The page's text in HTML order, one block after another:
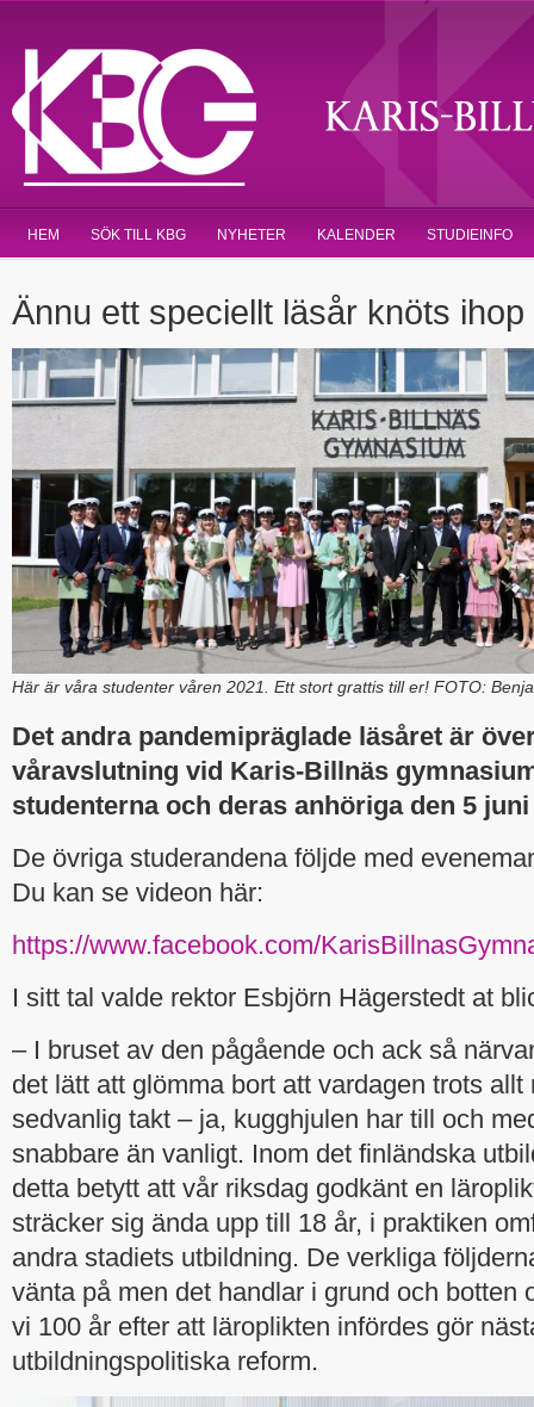
HEM SÖK TILL KBG NYHETER KALENDER STUDIEINFO
Ännu ett speciellt läsår knöts ihop
Här är våra studenter våren 2021. Ett stort grattis till er! FOTO:
Det andra pandemipräglade läsåret är
våravslutning vid Karis-Billnäs
studenterna och deras anhöriga den 5 juni
De övriga studerandena följde med
Du kan se videon här:
https://www.facebook.com/
I sitt tal valde rektor Esbjörn Hägerstedt at
– I bruset av den pågående och ack så
det lätt att glömma bort att vardagen trots allt
sedvanlig takt – ja, kugghjulen har till och
snabbare än vanligt. Inom det finländska
detta betytt att vår riksdag godkänt en
sträcker sig ända upp till 18 år, i praktiken
andra stadiets utbildning. De verkliga
vänta på men det handlar i grund och botten
vi 100 år efter att läroplikten infördes gör
utbildningspolitiska reform.